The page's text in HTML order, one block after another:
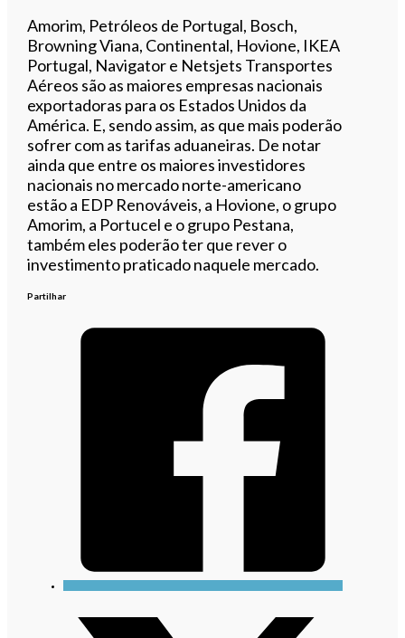
Amorim, Petróleos de Portugal, Bosch,
Browning Viana, Continental, Hovione, IKEA
Portugal, Navigator e Netsjets Transportes
Aéreos são as maiores empresas nacionais
exportadoras para os Estados Unidos da
América. E, sendo assim, as que mais poderão
sofrer com as tarifas aduaneiras. De notar
ainda que entre os maiores investidores
nacionais no mercado norte-americano
estão a EDP Renováveis, a Hovione, o grupo
Amorim, a Portucel e o grupo Pestana,
também eles poderão ter que rever o
investimento praticado naquele mercado.
Partilhar